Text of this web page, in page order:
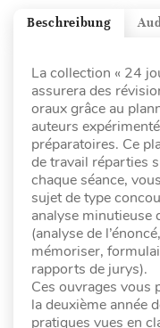
Beschreibung
La collection « 24
assurera des
oraux grâce au
auteurs
préparatoires. Ce
de travail réparties
chaque séance,
sujet de type
analyse minutieuse
(analyse de
mémoriser,
rapports de jurys).
Ces ouvrages vous
la deuxième année
pratiques vues en